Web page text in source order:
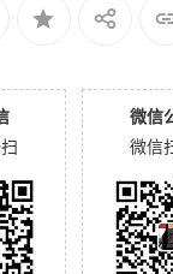
微信
微信